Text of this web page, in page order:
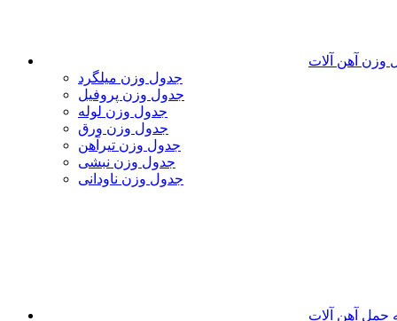
وزن آهن آلات
جدول وزن میلگرد
جدول وزن پروفیل
جدول وزن لوله
جدول وزن ورق
جدول وزن تیرآهن
جدول وزن نبشی
جدول وزن ناودانی
حمل آهن آلات